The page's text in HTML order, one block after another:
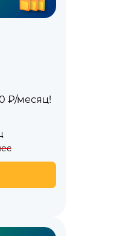
₽/месяц!